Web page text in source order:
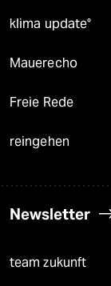
klima update°
Mauerecho
Freie Rede
reingehen
Newsletter
team zukunft